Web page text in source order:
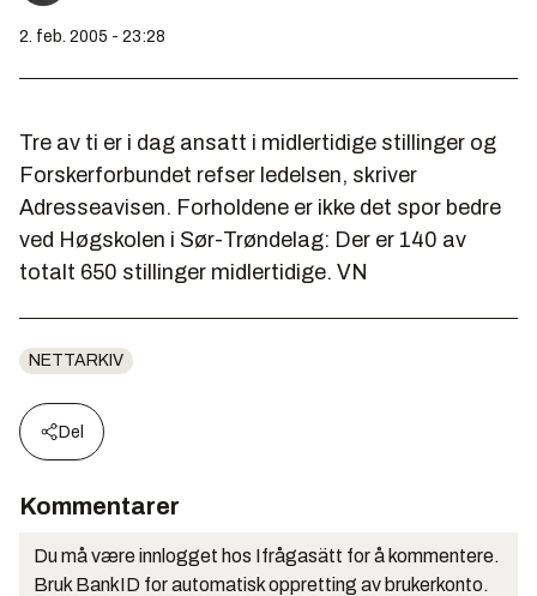
2. feb. 2005 - 23:28
Tre av ti er i dag ansatt i midlertidige stillinger og
Forskerforbundet refser ledelsen, skriver
Adresseavisen. Forholdene er ikke det spor bedre
ved Høgskolen i Sør-Trøndelag: Der er 140 av
totalt 650 stillinger midlertidige. VN
NETTARKIV
Del
Kommentarer
Du må være innlogget hos Ifrågasätt for å kommentere.
Bruk BankID for automatisk oppretting av brukerkonto.